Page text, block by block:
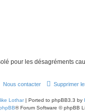
pour les désagréments
Supprimer
Nous contacter
Lothar| Ported to phpBB3.3 by
® Forum Software © phpBB